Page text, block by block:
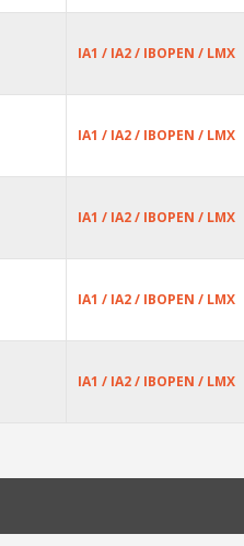
IA1 / IA2 / IBOPEN / LMX
IA1 / IA2 / IBOPEN / LMX
IA1 / IA2 / IBOPEN / LMX
IA1 / IA2 / IBOPEN / LMX
IA1 / IA2 / IBOPEN / LMX